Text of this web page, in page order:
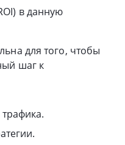
в данную
для того, чтобы
шаг к